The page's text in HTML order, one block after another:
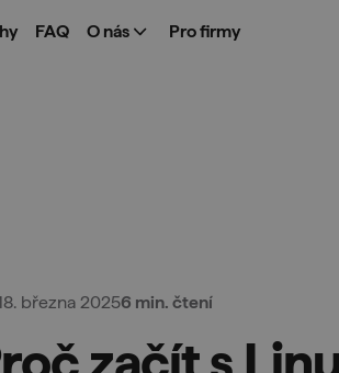
FAQ O nás Pro firmy
března 20256 min. čtení